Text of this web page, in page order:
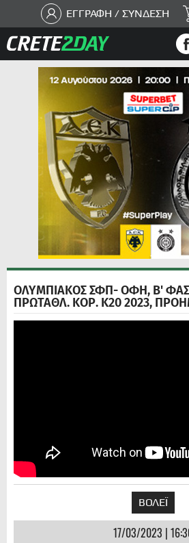
ΕΓΓΡΑΦΗ / ΣΥΝΔΕΣΗ
ΟΛΥΜΠΙΑΚΟΣ ΣΦΠ- ΟΦΗ, Β'
ΠΡΩΤΑΘΛ. ΚΟΡ. Κ20 2023,
ΒΟΛΕΪ
17/03/2023 |